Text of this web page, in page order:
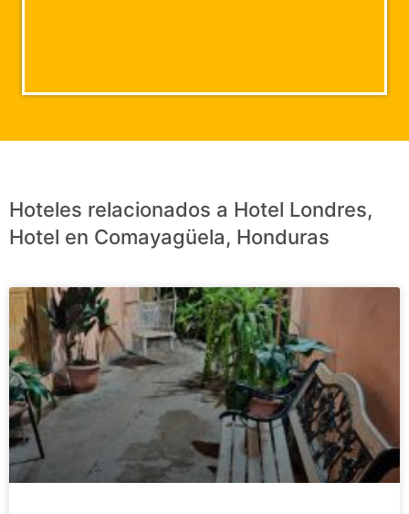
Hoteles relacionados a Hotel Londres,
Hotel en Comayagüela, Honduras